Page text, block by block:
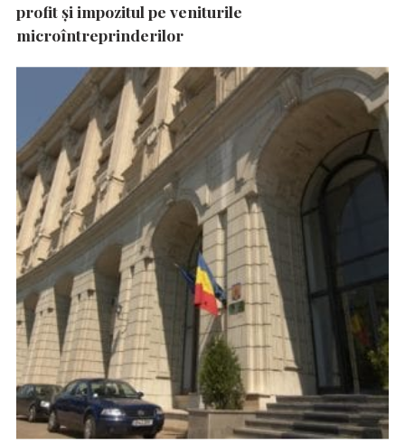
profit și impozitul pe veniturile
microîntreprinderilor